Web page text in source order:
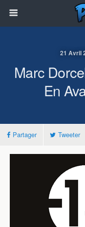
21 Avril
Marc
En
Partager Tweeter